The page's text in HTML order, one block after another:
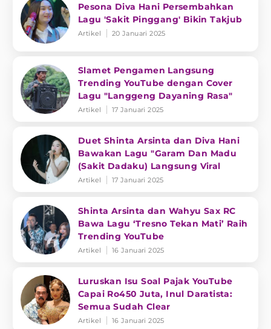
Pesona Diva Hani Persembahkan
Lagu 'Sakit Pinggang' Bikin Takjub
Artikel 20 Januari 2025
Slamet Pengamen Langsung
Trending YouTube dengan Cover
Lagu "Langgeng Dayaning Rasa"
Artikel 17 Januari 2025
Duet Shinta Arsinta dan Diva Hani
Bawakan Lagu "Garam Dan Madu
(Sakit Dadaku) Langsung Viral
Artikel 17 Januari 2025
Shinta Arsinta dan Wahyu Sax RC
Bawa Lagu ‘Tresno Tekan Mati’ Raih
Trending YouTube
Artikel 16 Januari 2025
Luruskan Isu Soal Pajak YouTube
Capai Ro450 Juta, Inul Daratista:
Semua Sudah Clear
Artikel 16 Januari 2025